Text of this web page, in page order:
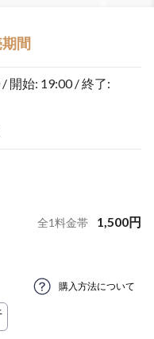
間
開始: 19:00 / 終了:
全1料金帯 1,500円
購入方法について